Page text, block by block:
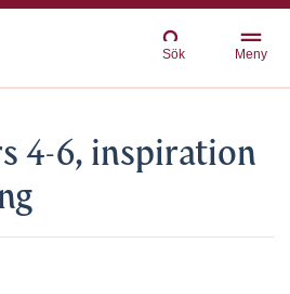
Sök Meny
4-6, inspiration